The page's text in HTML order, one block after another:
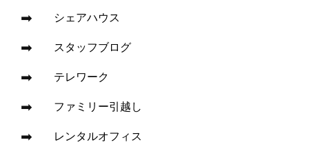
シェアハウス
スタッフブログ
テレワーク
ファミリー引越し
レンタルオフィス